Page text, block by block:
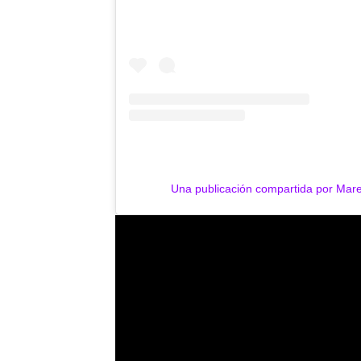
Una publicación compartida por